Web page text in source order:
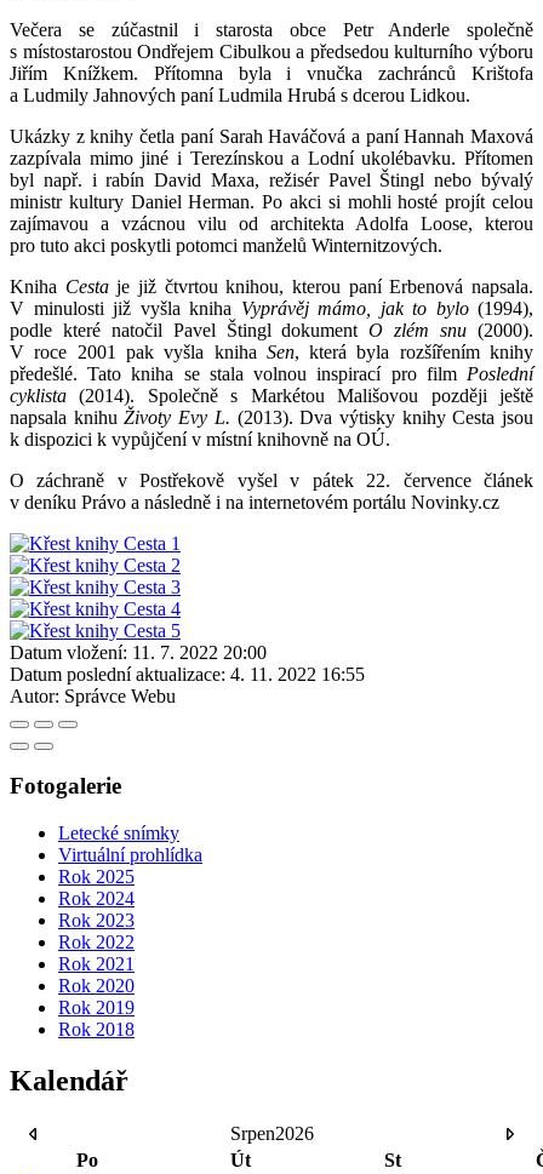
Večera se zúčastnil i starosta obce Petr Anderle společně
s místostarostou Ondřejem Cibulkou a předsedou kulturního výboru
Jiřím Knížkem. Přítomna byla i vnučka zachránců Krištofa
a Ludmily Jahnových paní Ludmila Hrubá s dcerou Lidkou.
Ukázky z knihy četla paní Sarah Haváčová a paní Hannah Maxová
zazpívala mimo jiné i Terezínskou a Lodní ukolébavku. Přítomen
byl např. i rabín David Maxa, režisér Pavel Štingl nebo bývalý
ministr kultury Daniel Herman. Po akci si mohli hosté projít celou
zajímavou a vzácnou vilu od architekta Adolfa Loose, kterou
pro tuto akci poskytli potomci manželů Winternitzových.
Kniha Cestaje již čtvrtou knihou, kterou paní Erbenová napsala.
V minulosti již vyšla kniha Vyprávěj mámo, jak to bylo(1994),
podle které natočil Pavel Štingl dokumentO zlém snu (2000).
V roce 2001 pak vyšla kniha Sen, která byla rozšířením knihy
předešlé. Tato kniha se stala volnou inspirací pro film Poslední
cyklista(2014). Společně s Markétou Mališovou později ještě
napsala knihuŽivoty Evy L. (2013). Dva výtisky knihy Cesta jsou
k dispozici k vypůjčení v místní knihovně na OÚ.
O záchraně v Postřekově vyšel v pátek 22. července článek
v deníku Právo a následně i na internetovém portálu Novinky.cz
Datum vložení: 11. 7. 2022 20:00
Datum poslední aktualizace: 4. 11. 2022 16:55
Autor: Správce Webu
Fotogalerie
Letecké snímky
Virtuální prohlídka
Rok 2025
Rok 2024
Rok 2023
Rok 2022
Rok 2021
Rok 2020
Rok 2019
Rok 2018
Kalendář
Srpen2026
Po
Út St